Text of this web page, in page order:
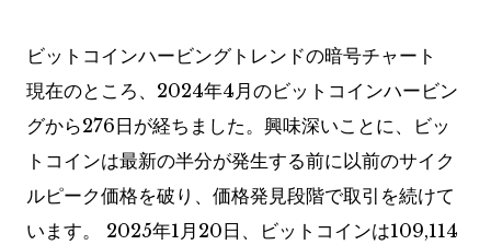
ビットコインハービングトレンドの暗号チャート
現在のところ、2024年4月のビットコインハービン
グから276日が経ちました。興味深いことに、ビッ
トコインは最新の半分が発生する前に以前のサイク
ルピーク価格を破り、価格発見段階で取引を続けて
います。 2025年1月20日、ビットコインは109,114